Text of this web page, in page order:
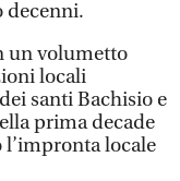
decenni.
un volumetto
locali
santi Bachisio e
prima decade
l’impronta locale